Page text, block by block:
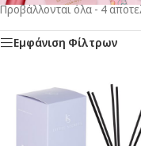
Προβάλλονται όλα - 4
Εμφάνιση Φίλτρων